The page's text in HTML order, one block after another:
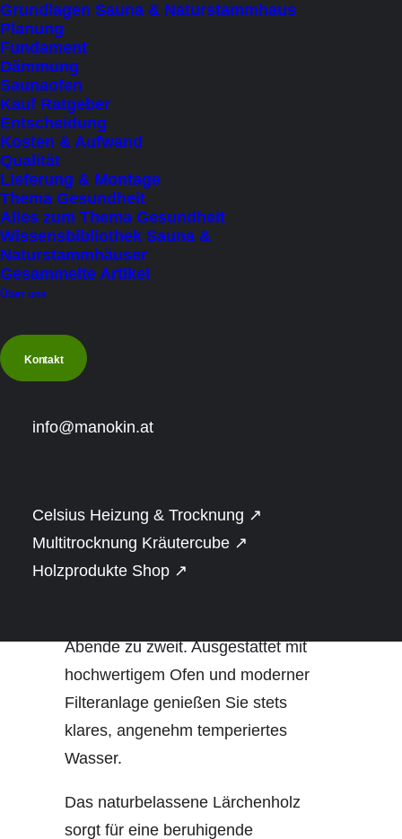
Grundlagen Sauna & Naturstammhaus
Planung
Fundament
Dämmung
Saunaofen
Kauf Ratgeber
Entscheidung
Kosten & Aufwand
Qualität
Lieferung & Montage
Thema Gesundheit
Alles zum Thema Gesundheit
Wissensbibliothek Sauna &
Naturstammhäuser
Gesammelte Artikel
Über uns
Kontakt
info@manokin.at
Celsius Heizung & Trocknung ↗
Multitrocknung Kräutercube ↗
Holzprodukte Shop ↗
Natürliches Wohlbefinden
Lärchenholz wird im eigenen Garten
zur Wellness-Oase. Die großzügige
Form (2 x 2,5 m) bietet viel Platz zum
Abende zu zweit. Ausgestattet mit
hochwertigem Ofen und moderner
Filteranlage genießen Sie stets
klares, angenehm temperiertes
Wasser.
Das naturbelassene Lärchenholz
sorgt für eine beruhigende